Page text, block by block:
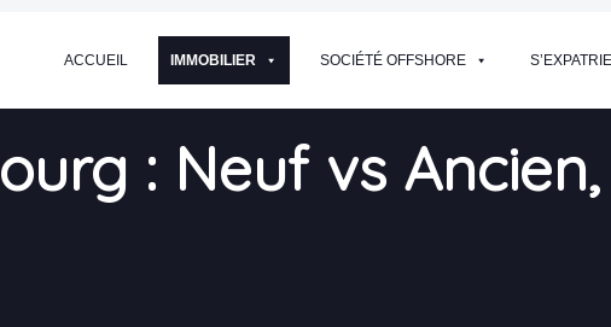
ACCUEIL IMMOBILIER SOCIÉTÉ OFFSHORE
: Neuf vs